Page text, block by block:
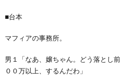
■台本
マフィアの事務所。
男１「なあ、嬢ちゃん。どう落とし
００万以上、するんだわ」